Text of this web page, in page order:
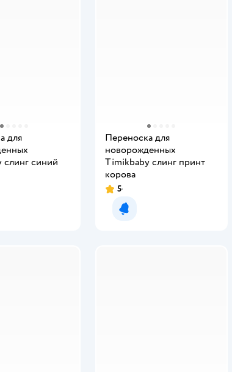
для
синий
о появлении
Переноска для
новорожденных
Timikbaby слинг принт
корова
Рейтинг:
5
Уведомить о появлении